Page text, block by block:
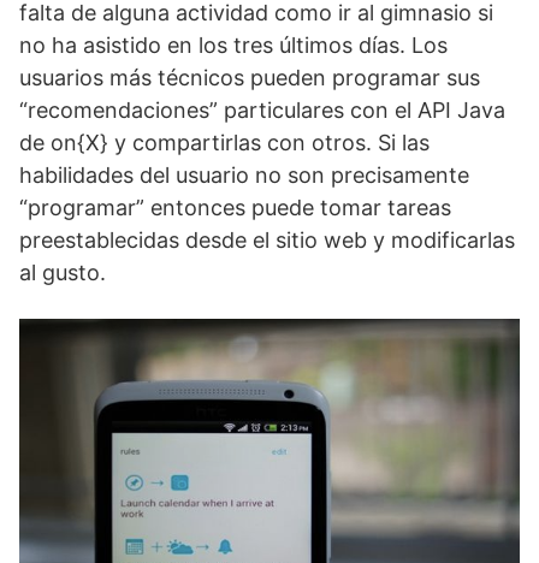
falta de alguna actividad como ir al gimnasio si
no ha asistido en los tres últimos días. Los
usuarios más técnicos pueden programar sus
“recomendaciones” particulares con el API Java
de on{X} y compartirlas con otros. Si las
habilidades del usuario no son precisamente
“programar” entonces puede tomar tareas
preestablecidas desde el sitio web y modificarlas
al gusto.